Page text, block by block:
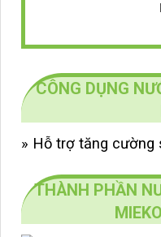
CÔNG DỤNG
» Hỗ trợ tăng cường
THÀNH PHẦN